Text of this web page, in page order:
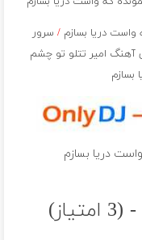
دریا بسازم /سرور
آهنگ امیر تتلو تو چشم
بسازم
دریا بسازم